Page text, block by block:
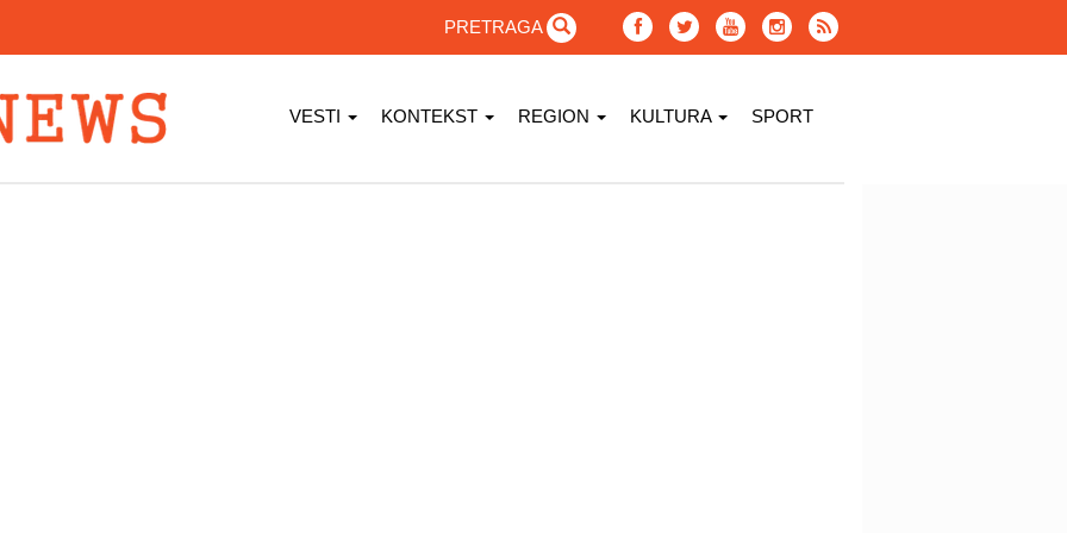
PRETRAGA
VESTI KONTEKST REGION KULTURA SPORT